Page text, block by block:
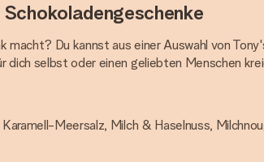
Du kannst aus einer Auswahl von
selbst oder einen geliebten Menschen
Meersalz, Milch & Haselnuss,